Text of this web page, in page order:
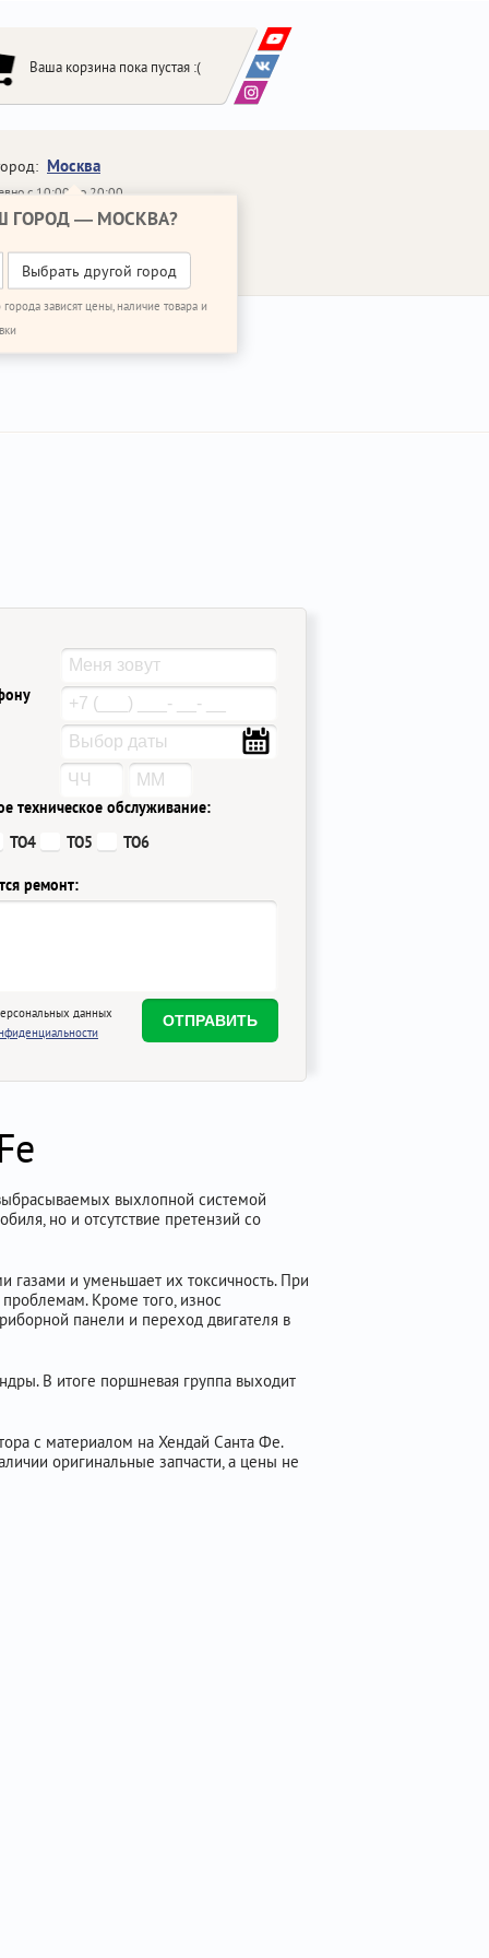
Ваша корзина пока пустая :(
Москва
ГОРОД — МОСКВА?
Выбрать другой город
зависят цены, наличие товара и
с 10:00 до 20:00
648-64-30
МНЕ
техническое обслуживание:
ТО4 ТО5 ТО6
ремонт:
данных
выхлопной системой
но и отсутствие претензий со
газами и уменьшает их токсичность. При
Кроме того, износ
панели и переход двигателя в
В итоге поршневая группа выходит
с материалом на Хендай Санта Фе.
оригинальные запчасти, а цены не